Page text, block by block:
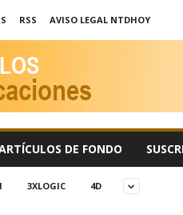
RSS
AVISO LEGAL NTDHOY
DE FONDO
3XLOGIC 4D